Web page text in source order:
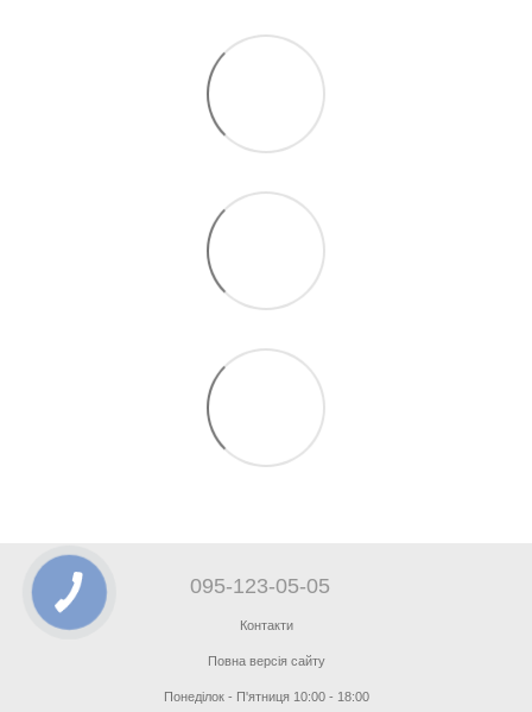
095-123-05-05
Контакти
Повна версія сайту
Понеділок - П'ятниця 10:00 - 18:00